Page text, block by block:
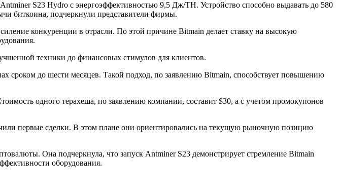
S23 Hydro с энергоэффективностью 9,5 Дж/TH. Устройство способно выдавать до 580
биткоина, подчеркнули представители фирмы.
конкуренции в отрасли. По этой причине Bitmain делает ставку на высокую
техники до финансовых стимулов для клиентов.
сроком до шести месяцев. Такой подход, по заявлению Bitmain, способствует повышению
одного терахеша, по заявлению компании, составит $30, а с учетом промокупонов
первые сделки. В этом плане они ориентировались на текущую рыночную позицию
Она подчеркнула, что запуск Antminer S23 демонстрирует стремление Bitmain
оборудования.